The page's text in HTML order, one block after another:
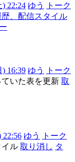
) 22:24 ゆう
トーク
、配信スタイル
) 16:39 ゆう
トーク
いた表を更新 取
22:56 ゆう
トーク
ル 取り消し タ